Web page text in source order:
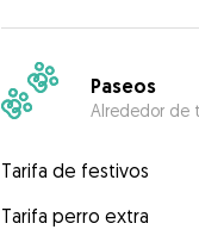
Paseos
Alrededor de
Tarifa de festivos
Tarifa perro extra